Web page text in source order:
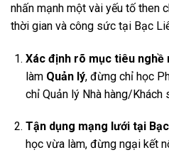
nhấn mạnh một vài yếu tố then
thời gian và công sức tại Bạc
Xác định rõ mục tiêu nghề
làm Quản lý, đừng chỉ học
chỉ Quản lý Nhà hàng/
Tận dụng mạng lưới tại
học vừa làm, đừng ngại kết